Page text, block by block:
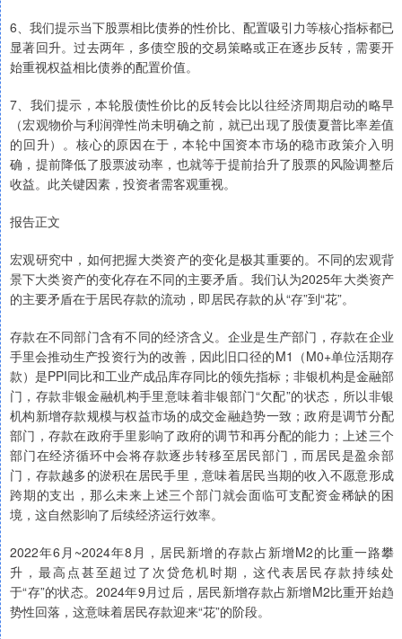
6、我们提示当下股票相比债券的性价比、配置吸引力等核心指标都已
显著回升。过去两年，多债空股的交易策略或正在逐步反转，需要开
始重视权益相比债券的配置价值。
7、我们提示，本轮股债性价比的反转会比以往经济周期启动的略早
（宏观物价与利润弹性尚未明确之前，就已出现了股债夏普比率差值
的回升）。核心的原因在于，本轮中国资本市场的稳市政策介入明
确，提前降低了股票波动率，也就等于提前抬升了股票的风险调整后
收益。此关键因素，投资者需客观重视。
报告正文
宏观研究中，如何把握大类资产的变化是极其重要的。不同的宏观背
景下大类资产的变化存在不同的主要矛盾。我们认为2025年大类资产
的主要矛盾在于居民存款的流动，即居民存款的从“存”到“花”。
存款在不同部门含有不同的经济含义。企业是生产部门，存款在企业
手里会推动生产投资行为的改善，因此旧口径的M1（M0+单位活期存
款）是PPI同比和工业产成品库存同比的领先指标；非银机构是金融部
门，存款非银金融机构手里意味着非银部门“欠配”的状态，所以非银
机构新增存款规模与权益市场的成交金融趋势一致；政府是调节分配
部门，存款在政府手里影响了政府的调节和再分配的能力；上述三个
部门在经济循环中会将存款逐步转移至居民部门，而居民是盈余部
门，存款越多的淤积在居民手里，意味着居民当期的收入不愿意形成
跨期的支出，那么未来上述三个部门就会面临可支配资金稀缺的困
境，这自然影响了后续经济运行效率。
2022年6月~2024年8月，居民新增的存款占新增M2的比重一路攀
升，最高点甚至超过了次贷危机时期，这代表居民存款持续处
于“存”的状态。2024年9月过后，居民新增存款占新增M2比重开始趋
势性回落，这意味着居民存款迎来“花”的阶段。